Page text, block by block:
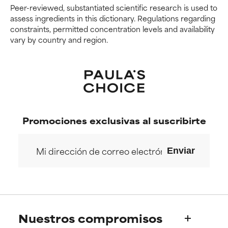
Peer-reviewed, substantiated scientific research is used to
assess ingredients in this dictionary. Regulations regarding
constraints, permitted concentration levels and availability
vary by country and region.
efectos adversos como
irritación, inflamación o
sequedad, especialmente si se
utiliza en altas concentraciones
SIN CALIFICAR
disponible pendiente de revisar.
efectos adversos como
irritación, inflamación o
sequedad, especialmente si se
utiliza en altas concentraciones
SIN CALIFICAR
disponible pendiente de revisar.
Promociones exclusivas al suscribirte
Enviar
Nuestros compromisos